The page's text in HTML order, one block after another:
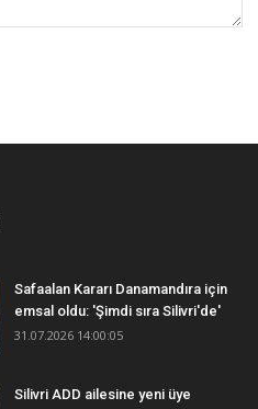
Safaalan Kararı Danamandıra için
emsal oldu: 'Şimdi sıra Silivri'de'
31.07.2026 14:00:05
Silivri ADD ailesine yeni üye